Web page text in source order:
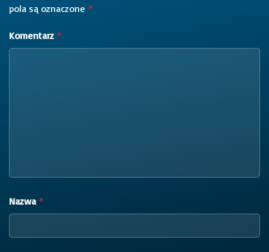
pola są oznaczone *
Komentarz *
Nazwa *